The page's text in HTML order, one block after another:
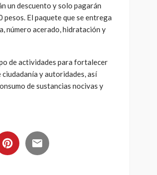
un descuento y solo pagarán
El paquete que se entrega
número acerado, hidratación y
de actividades para fortalecer
y autoridades, así
de sustancias nocivas y